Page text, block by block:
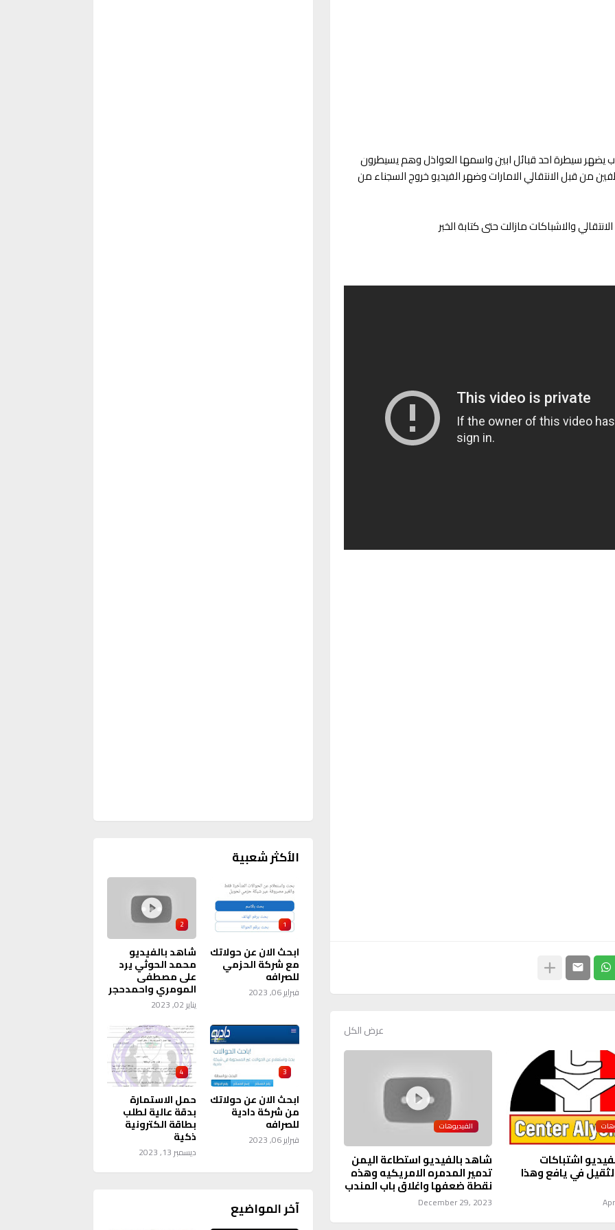
يضهر سيطرة احد قبائل ابين واسمها العواذل وهم يسيطرون
من قبل الانتقالي الامارات وضهر الفيديو خروج السجناء من
والاشباكات مازالت حتى كتابة الخبر
عرض الكل
اشتباكات
في يافع وهذا
الفيديوهات
شاهد بالفيديو استطاعة اليمن
تدمير المدمره الامريكيه وهذه
نقطة ضعفها واغلاق باب المندب
December 29, 2023
الأكثر شعبية
1
ابحث الان عن حولاتك
مع شركة الحزمي
للصرافه
فبراير 06, 2023
2
شاهد بالفيديو
محمد الحوثي يرد
على مصطفى
المومري واحمدحجر
يناير 02, 2023
3
ابحث الان عن حولاتك
من شركة دادية
للصرافه
فبراير 06, 2023
4
حمل الاستمارة
بدقة عالية لطلب
بطاقة الكترونية
ذكية
ديسمبر 13, 2023
آخر المواضيع